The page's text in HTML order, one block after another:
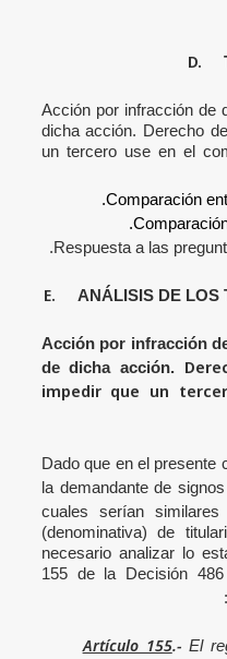
D.
Acción por infracción de
dicha acción. Derecho
un tercero use en el
Comparación
Respuesta a las
E. ANÁLISIS DE LOS
Acción por infracción
de dicha acción.
impedir que un
Dado que en el presente
la demandante de
cuales serían
(denominativa) de
necesario analizar lo
155 de la Decisión
Artículo 155.- El